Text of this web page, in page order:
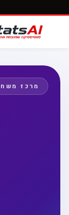
מרכז משחק